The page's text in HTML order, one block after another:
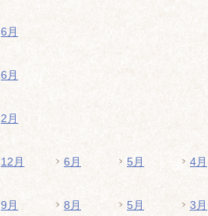
6月
6月
2月
12月 6月 5月 4月
9月 8月 5月 3月